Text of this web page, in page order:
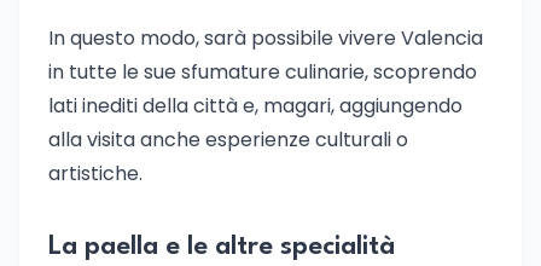
In questo modo, sarà possibile vivere Valencia
in tutte le sue sfumature culinarie, scoprendo
lati inediti della città e, magari, aggiungendo
alla visita anche esperienze culturali o
artistiche.
La paella e le altre specialità